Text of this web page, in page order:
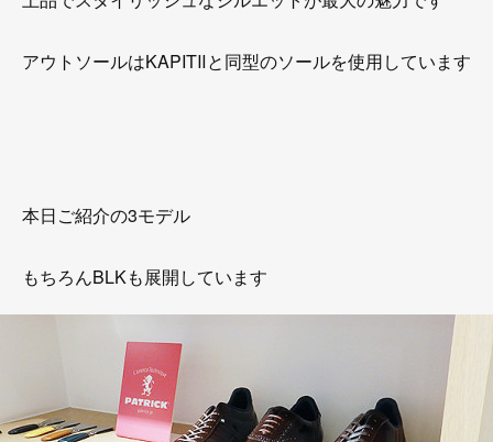
アウトソールはKAPITⅡと同型のソールを使用しています
本日ご紹介の3モデル
もちろんBLKも展開しています